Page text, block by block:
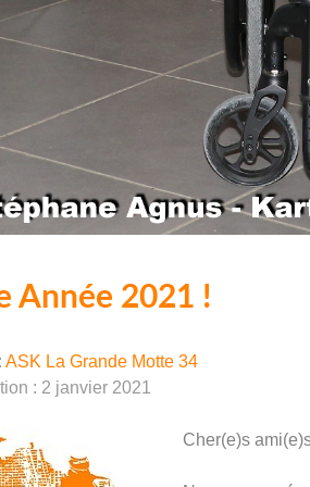
Année 2021 !
ASK La Grande Motte 34
: 2 janvier 2021
Cher(e)s